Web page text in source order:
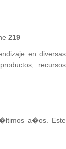
219
en diversas
recursos
a�os. Este